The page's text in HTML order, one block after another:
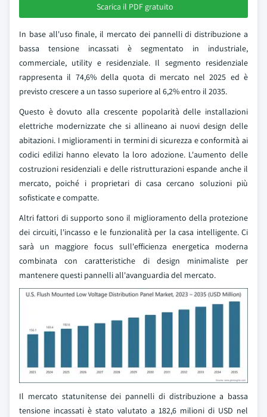
Scarica il PDF gratuito
In base all'uso finale, il mercato dei pannelli di distribuzione a
bassa tensione incassati è segmentato in industriale,
commerciale, utility e residenziale. Il segmento residenziale
rappresenta il 74,6% della quota di mercato nel 2025 ed è
previsto crescere a un tasso superiore al 6,2% entro il 2035.
Questo è dovuto alla crescente popolarità delle installazioni
elettriche modernizzate che si allineano ai nuovi design delle
abitazioni. I miglioramenti in termini di sicurezza e conformità ai
codici edilizi hanno elevato la loro adozione. L'aumento delle
costruzioni residenziali e delle ristrutturazioni espande anche il
mercato, poiché i proprietari di casa cercano soluzioni più
sofisticate e compatte.
Altri fattori di supporto sono il miglioramento della protezione
dei circuiti, l'incasso e le funzionalità per la casa intelligente. Ci
sarà un maggiore focus sull'efficienza energetica moderna
combinata con caratteristiche di design minimaliste per
mantenere questi pannelli all'avanguardia del mercato.
Il mercato statunitense dei pannelli di distribuzione a bassa
tensione incassati è stato valutato a 182,6 milioni di USD nel